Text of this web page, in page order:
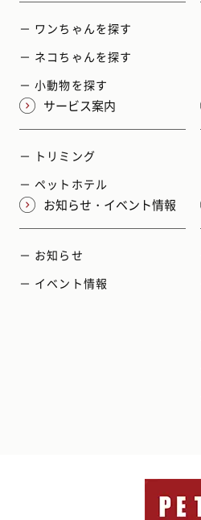
－ ワンちゃんを探す
－ ネコちゃんを探す
－ 小動物を探す
サービス案内
－ トリミング
－ ペットホテル
お知らせ・イベント情報
－ お知らせ
－ イベント情報